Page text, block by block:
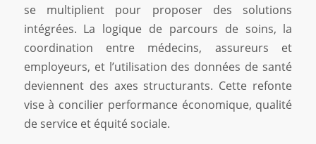
se multiplient pour proposer des solutions
intégrées. La logique de parcours de soins, la
coordination entre médecins, assureurs et
employeurs, et l’utilisation des données de santé
deviennent des axes structurants. Cette refonte
vise à concilier performance économique, qualité
de service et équité sociale.